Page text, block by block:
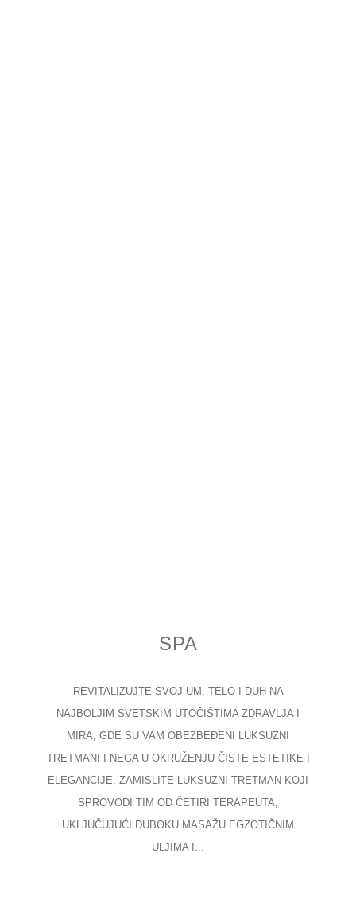
SPA
REVITALIZUJTE SVOJ UM, TELO I DUH NA
NAJBOLJIM SVETSKIM UTOČIŠTIMA ZDRAVLJA I
MIRA, GDE SU VAM OBEZBEĐENI LUKSUZNI
TRETMANI I NEGA U OKRUŽENJU ČISTE ESTETIKE I
ELEGANCIJE. ZAMISLITE LUKSUZNI TRETMAN KOJI
SPROVODI TIM OD ČETIRI TERAPEUTA,
UKLJUČUJUĆI DUBOKU MASAŽU EGZOTIČNIM
ULJIMA I...